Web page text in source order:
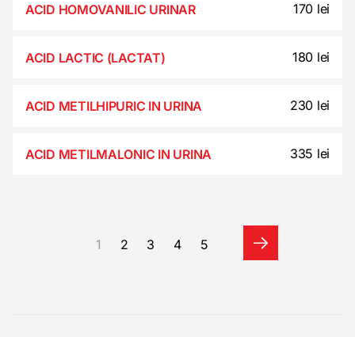
ACID HOMOVANILIC URINAR 170 lei
ACID LACTIC (LACTAT) 180 lei
ACID METILHIPURIC IN URINA 230 lei
ACID METILMALONIC IN URINA 335 lei
1 2 3 4 5